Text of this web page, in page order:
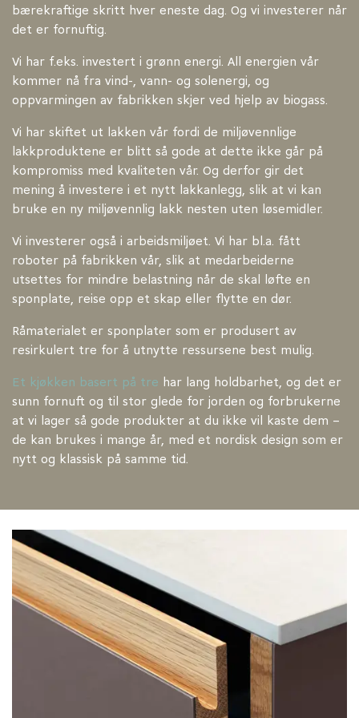
bærekraftige skritt hver eneste dag. Og vi investerer når
det er fornuftig.
Vi har f.eks. investert i grønn energi. All energien vår
kommer nå fra vind-, vann- og solenergi, og
oppvarmingen av fabrikken skjer ved hjelp av biogass.
Vi har skiftet ut lakken vår fordi de miljøvennlige
lakkproduktene er blitt så gode at dette ikke går på
kompromiss med kvaliteten vår. Og derfor gir det
mening å investere i et nytt lakkanlegg, slik at vi kan
bruke en ny miljøvennlig lakk nesten uten løsemidler.
Vi investerer også i arbeidsmiljøet. Vi har bl.a. fått
roboter på fabrikken vår, slik at medarbeiderne
utsettes for mindre belastning når de skal løfte en
sponplate, reise opp et skap eller flytte en dør.
Råmaterialet er sponplater som er produsert av
resirkulert tre for å utnytte ressursene best mulig.
Et kjøkken basert på tre har lang holdbarhet, og det er
sunn fornuft og til stor glede for jorden og forbrukerne
at vi lager så gode produkter at du ikke vil kaste dem –
de kan brukes i mange år, med et nordisk design som er
nytt og klassisk på samme tid.